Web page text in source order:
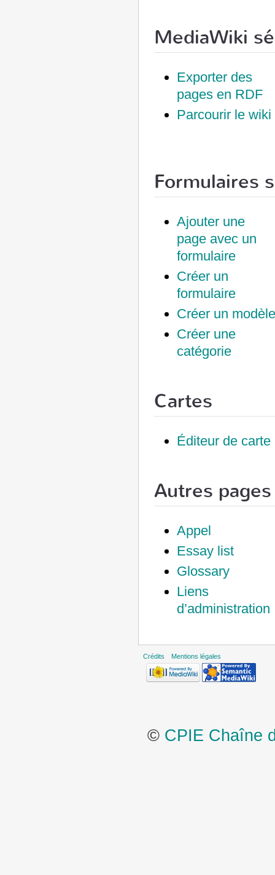
MediaWiki
Exporter des
pages en RDF
Parcourir le wiki
Formulaires
Ajouter une
page avec un
formulaire
Créer un
formulaire
Créer un modèle
Créer une
catégorie
Cartes
Éditeur de carte
Autres
Appel
Essay list
Glossary
Liens
d’administration
Crédits Mentions légales
© CPIE Chaîne